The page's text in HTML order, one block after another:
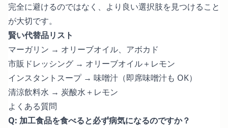
完全に避けるのではなく、より良い選択肢を見つけること
が大切です。
賢い代替品リスト
マーガリン → オリーブオイル、アボカド
市販ドレッシング → オリーブオイル＋レモン
インスタントスープ → 味噌汁（即席味噌汁も OK）
清涼飲料水 → 炭酸水＋レモン
よくある質問
Q: 加工食品を食べると必ず病気になるのですか？